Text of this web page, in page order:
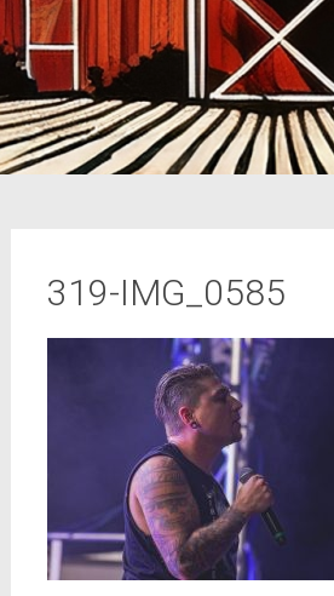
319-IMG_0585